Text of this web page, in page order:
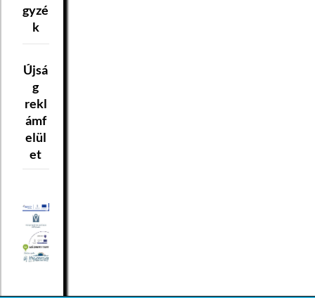
gyzé
k
Újsá
g
rekl
ámf
elül
et